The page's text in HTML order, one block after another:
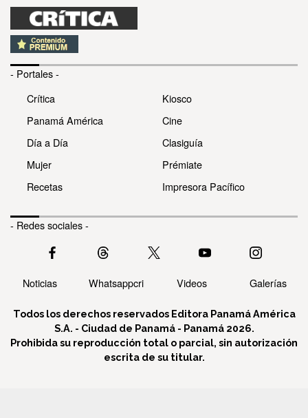
- Portales -
Crítica
Panamá América
Día a Día
Mujer
Recetas
Kiosco
Cine
Clasiguía
Prémiate
Impresora Pacífico
- Redes sociales -
Noticias Whatsappcri Videos Galerías
Todos los derechos reservados Editora Panamá América
S.A. - Ciudad de Panamá - Panamá 2026.
Prohibida su reproducción total o parcial, sin autorización
escrita de su titular.